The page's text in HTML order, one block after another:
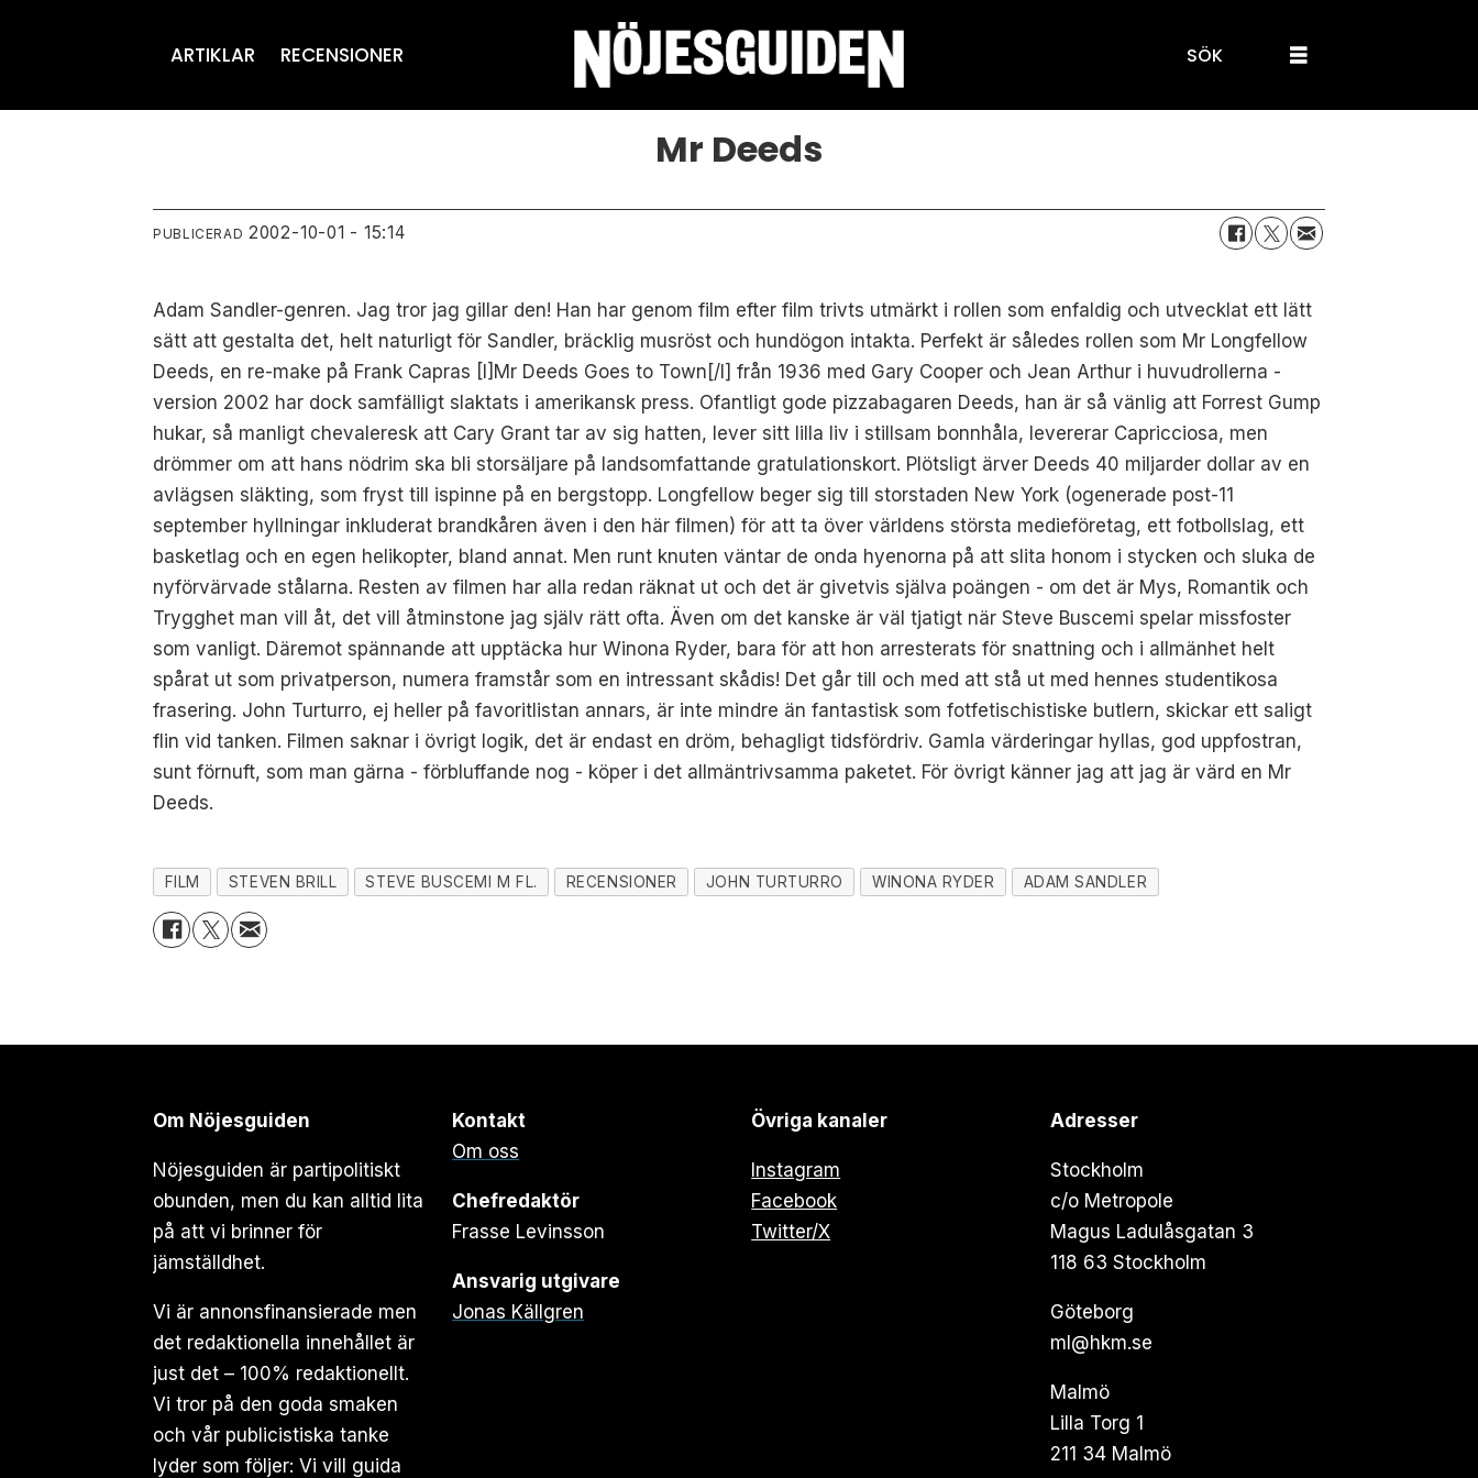
ARTIKLAR RECENSIONER SÖK
Mr Deeds
PUBLICERAD 2002-10-01 - 15:14
Adam Sandler-genren. Jag tror jag gillar den! Han har genom film efter film trivts utmärkt i rollen som enfaldig och utvecklat ett lätt
sätt att gestalta det, helt naturligt för Sandler, bräcklig musröst och hundögon intakta. Perfekt är således rollen som Mr Longfellow
Deeds, en re-make på Frank Capras [I]Mr Deeds Goes to Town[/I] från 1936 med Gary Cooper och Jean Arthur i huvudrollerna -
version 2002 har dock samfälligt slaktats i amerikansk press. Ofantligt gode pizzabagaren Deeds, han är så vänlig att Forrest Gump
hukar, så manligt chevaleresk att Cary Grant tar av sig hatten, lever sitt lilla liv i stillsam bonnhåla, levererar Capricciosa, men
drömmer om att hans nödrim ska bli storsäljare på landsomfattande gratulationskort. Plötsligt ärver Deeds 40 miljarder dollar av en
avlägsen släkting, som fryst till ispinne på en bergstopp. Longfellow beger sig till storstaden New York (ogenerade post-11
september hyllningar inkluderat brandkåren även i den här filmen) för att ta över världens största medieföretag, ett fotbollslag, ett
basketlag och en egen helikopter, bland annat. Men runt knuten väntar de onda hyenorna på att slita honom i stycken och sluka de
nyförvärvade stålarna. Resten av filmen har alla redan räknat ut och det är givetvis själva poängen - om det är Mys, Romantik och
Trygghet man vill åt, det vill åtminstone jag själv rätt ofta. Även om det kanske är väl tjatigt när Steve Buscemi spelar missfoster
som vanligt. Däremot spännande att upptäcka hur Winona Ryder, bara för att hon arresterats för snattning och i allmänhet helt
spårat ut som privatperson, numera framstår som en intressant skådis! Det går till och med att stå ut med hennes studentikosa
frasering. John Turturro, ej heller på favoritlistan annars, är inte mindre än fantastisk som fotfetischistiske butlern, skickar ett saligt
flin vid tanken. Filmen saknar i övrigt logik, det är endast en dröm, behagligt tidsfördriv. Gamla värderingar hyllas, god uppfostran,
sunt förnuft, som man gärna - förbluffande nog - köper i det allmäntrivsamma paketet. För övrigt känner jag att jag är värd en Mr
Deeds.
FILM STEVEN BRILL STEVE BUSCEMI M FL. RECENSIONER JOHN TURTURRO WINONA RYDER ADAM SANDLER
Om Nöjesguiden
Nöjesguiden är partipolitiskt
obunden, men du kan alltid lita
på att vi brinner för
jämställdhet.
Vi är annonsfinansierade men
det redaktionella innehållet är
just det – 100% redaktionellt.
Vi tror på den goda smaken
och vår publicistiska tanke
lyder som följer: Vi vill guida
Kontakt
Om oss
Chefredaktör
Frasse Levinsson
Ansvarig utgivare
Jonas Källgren
Övriga kanaler
Instagram
Facebook
Twitter/X
Adresser
Stockholm
c/o Metropole
Magus Ladulåsgatan 3
118 63 Stockholm
Göteborg
ml@hkm.se
Malmö
Lilla Torg 1
211 34 Malmö